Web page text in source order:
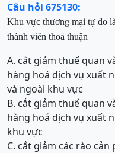
Câu hỏi 675130:
Khu vực thương mại tự do
thành viên thoả thuận
A. cắt giảm thuế quan
hàng hoá dịch vụ xuất
và ngoài khu vực
B. cắt giảm thuế quan
hàng hoá dịch vụ xuất
khu vực
C. cắt giảm các rào